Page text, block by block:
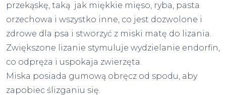
przekąskę, taką jak miękkie mięso, ryba, pasta
orzechowa i wszystko inne, co jest dozwolone i
zdrowe dla psa i stworzyć z miski matę do lizania.
Zwiększone lizanie stymuluje wydzielanie endorfin,
co odpręża i uspokaja zwierzęta.
Miska posiada gumową obręcz od spodu, aby
zapobiec ślizganiu się.